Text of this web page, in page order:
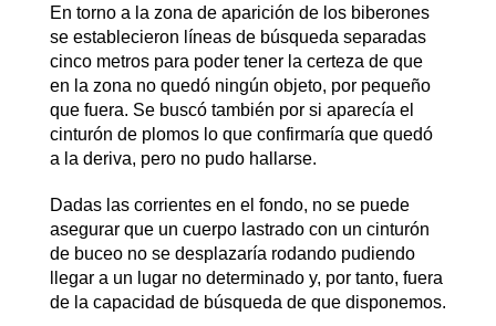
En torno a la zona de aparición de los biberones
se establecieron líneas de búsqueda separadas
cinco metros para poder tener la certeza de que
en la zona no quedó ningún objeto, por pequeño
que fuera. Se buscó también por si aparecía el
cinturón de plomos lo que confirmaría que quedó
a la deriva, pero no pudo hallarse.
Dadas las corrientes en el fondo, no se puede
asegurar que un cuerpo lastrado con un cinturón
de buceo no se desplazaría rodando pudiendo
llegar a un lugar no determinado y, por tanto, fuera
de la capacidad de búsqueda de que disponemos.